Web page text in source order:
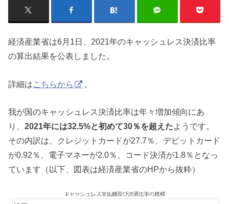
経済産業省は6月1日、2021年のキャッシュレス決済比率
の算出結果を公表しました。
詳細は こちらから
我が国のキャッシュレス決済比率は年々増加傾向にあ
り、2021年には32.5%と初めて30％を超えたようです。
その内訳は、クレジットカードが27.7％、デビットカード
が0.92％、電子マネーが2.0％、コード決済が1.8％となっ
ています（以下、図表は経済産業省のHPから抜粋）